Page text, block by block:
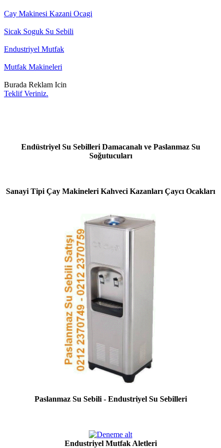
Cay Makinesi Kazani Ocagi
Sicak Soguk Su Sebili
Endustriyel Mutfak
Mutfak Makineleri
Burada Reklam Icin
Teklif Veriniz.
Endüstriyel Su Sebilleri Damacanalı ve Paslanmaz Su
Soğutucuları
Sanayi Tipi Çay Makineleri Kahveci Kazanları Çaycı Ocakları
Paslanmaz Su Sebili - Endustriyel Su Sebilleri
Endustriyel Mutfak Aletleri